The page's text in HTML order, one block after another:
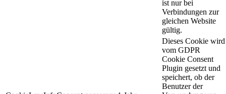
ist nur bei
Verbindungen zur
gleichen Website
gültig.
Dieses Cookie wird
vom GDPR
Cookie Consent
Plugin gesetzt und
speichert, ob der
Benutzer der